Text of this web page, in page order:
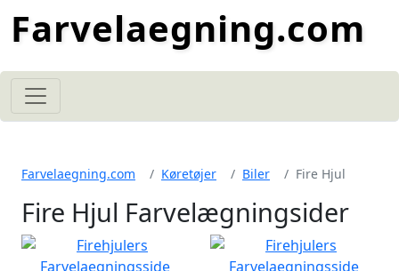
Farvelaegning.com
Farvelaegning.com Køretøjer Biler Fire Hjul
Fire Hjul Farvelægningsider